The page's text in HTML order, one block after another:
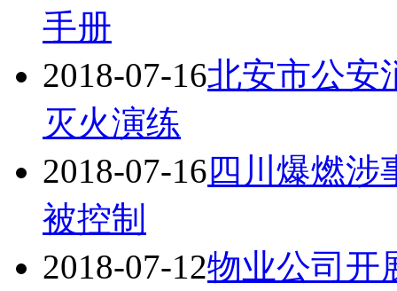
手册
2018-07-16北安市公安
灭火演练
2018-07-16四川爆燃涉
被控制
2018-07-12物业公司开